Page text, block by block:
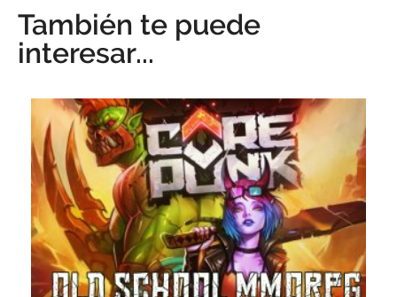
También te puede
interesar...